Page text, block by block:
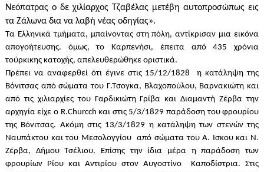
Νεόπατρας ο δε χιλίαρχος Τζαβέλας μετέβη αυτοπροσώπως εις
τα Ζάλωνα δια να λαβή νέας οδηγίας».
Τα Ελληνικά τμήματα, μπαίνοντας στη πόλη, αντίκρισαν μια εικόνα
απογοήτευσης. όμως, το Καρπενήσι, έπειτα από 435 χρόνια
τούρκικης κατοχής, απελευθερώθηκε οριστικά.
Πρέπει να αναφερθεί ότι έγινε στις 15/12/1828 η κατάληψη της
Βόνιτσας από σώματα του Γ.Τσογκα, Βλαχοπούλου, Βαρνακιώτη και
από τις χιλιαρχίες του Γαρδικιώτη Γρίβα και Διαμαντή Ζέρβα την
αρχηγία είχε ο R.Churcch και στις 5/3/1829 παράδοση του φρουρίου
της Βόνιτσας. Ακόμη στις 13/3/1829 η κατάληψη των στενών της
Ναυπάκτου και του Μεσολογγίου από σώματα του Α. Ισκου και Ν.
Ζέρβα, Δήμου Τσέλιου. Επίσης την ίδια μέρα η παράδοση των
φρουρίων Ρίου και Αντιρίου στον Αυγοστίνο Καποδίστρια. Στις